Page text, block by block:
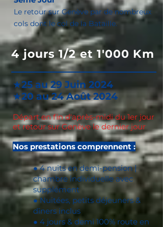
Le retour sur Genève par de nombreux
cols dont le col de la Bataille.
4 jours 1/2 et 1'000 Km
★25 au 29 Juin 2024
★20 au 24 Août 2024
Départ en fin d'après-midi du 1er jour
et retour sur Genève le dernier jour
Nos prestations comprennent :
● 4 nuits en demi-pension |
chambre individuelle avec
supplément
● Nuitées, petits déjeuners &
dîners inclus
● 4 jours & demi 100% route en